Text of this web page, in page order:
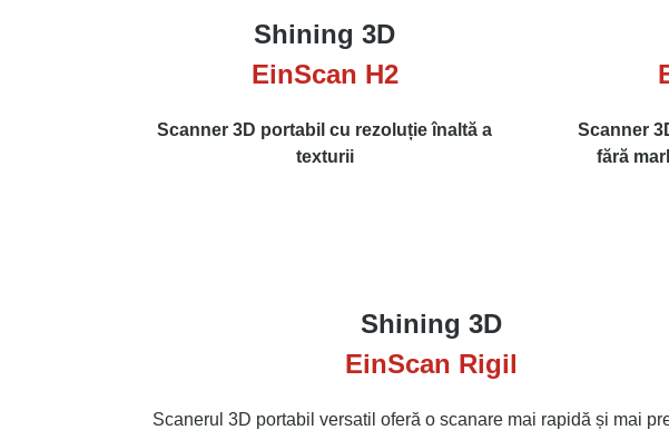
Shining 3D
EinScan H2
Scanner 3D portabil cu rezoluție înaltă a
texturii
Scanner
fără
Shining 3D
EinScan Rigil
Scanerul 3D portabil versatil oferă o scanare mai rapidă și mai